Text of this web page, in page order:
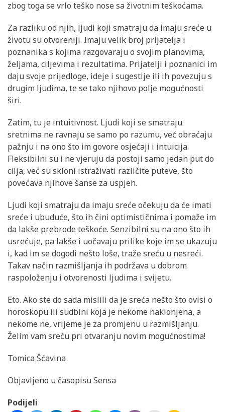
zbog toga se vrlo teško nose sa životnim teškoćama.
Za razliku od njih, ljudi koji smatraju da imaju sreće u
životu su otvoreniji. Imaju velik broj prijatelja i
poznanika s kojima razgovaraju o svojim planovima,
željama, ciljevima i rezultatima. Prijatelji i poznanici im
daju svoje prijedloge, ideje i sugestije ili ih povezuju s
drugim ljudima, te se tako njihovo polje mogućnosti
širi.
Zatim, tu je intuitivnost. Ljudi koji se smatraju
sretnima ne ravnaju se samo po razumu, već obraćaju
pažnju i na ono što im govore osjećaji i intuicija.
Fleksibilni su i ne vjeruju da postoji samo jedan put do
cilja, već su skloni istraživati različite puteve, što
povećava njihove šanse za uspjeh.
Ljudi koji smatraju da imaju sreće očekuju da će imati
sreće i ubuduće, što ih čini optimističnima i pomaže im
da lakše prebrode teškoće. Senzibilni su na ono što ih
usrećuje, pa lakše i uočavaju prilike koje im se ukazuju
i, kad im se dogodi nešto loše, traže sreću u nesreći.
Takav način razmišljanja ih podržava u dobrom
raspoloženju i otvorenosti ljudima i svijetu.
Eto. Ako ste do sada mislili da je sreća nešto što ovisi o
horoskopu ili sudbini koja je nekome naklonjena, a
nekome ne, vrijeme je za promjenu u razmišljanju.
Želim vam sreću pri otvaranju novim mogućnostima!
Tomica Šćavina
Objavljeno u časopisu Sensa
Podijeli